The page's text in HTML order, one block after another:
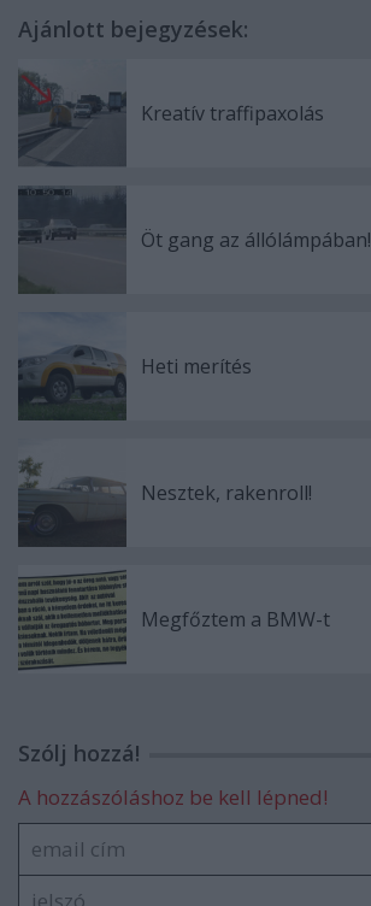
Ajánlott bejegyzések:
Kreatív traffipaxolás
Öt gang az állólámpában!
Heti merítés
Nesztek, rakenroll!
Megfőztem a BMW-t
Szólj hozzá!
A hozzászóláshoz be kell lépned!